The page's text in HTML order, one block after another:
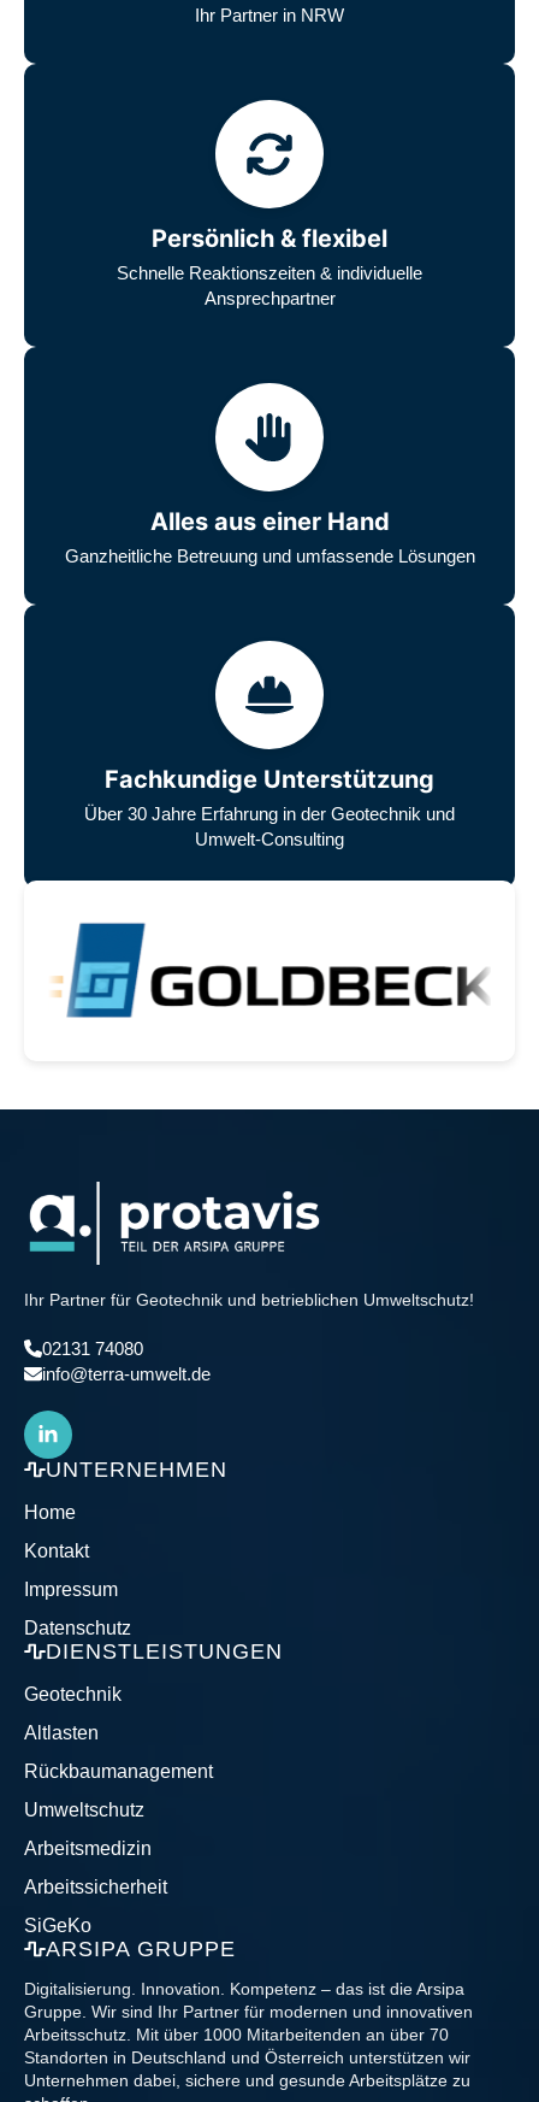
Ihr Partner in NRW
Persönlich & flexibel
Schnelle Reaktionszeiten & individuelle
Ansprechpartner
Alles aus einer Hand
Ganzheitliche Betreuung und umfassende Lösungen
Fachkundige Unterstützung
Über 30 Jahre Erfahrung in der Geotechnik und
Umwelt-Consulting
Ihr Partner für Geotechnik und betrieblichen Umweltschutz!
02131 74080
info@terra-umwelt.de
UNTERNEHMEN
Home
Kontakt
Impressum
Datenschutz
DIENSTLEISTUNGEN
Geotechnik
Altlasten
Rückbaumanagement
Umweltschutz
Arbeitsmedizin
Arbeitssicherheit
SiGeKo
ARSIPA GRUPPE
Digitalisierung. Innovation. Kompetenz – das ist die Arsipa
Gruppe. Wir sind Ihr Partner für modernen und innovativen
Arbeitsschutz. Mit über 1000 Mitarbeitenden an über 70
Standorten in Deutschland und Österreich unterstützen wir
Unternehmen dabei, sichere und gesunde Arbeitsplätze zu